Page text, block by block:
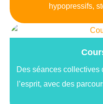
hypopressifs,
Des séances collectives
l’esprit, avec des